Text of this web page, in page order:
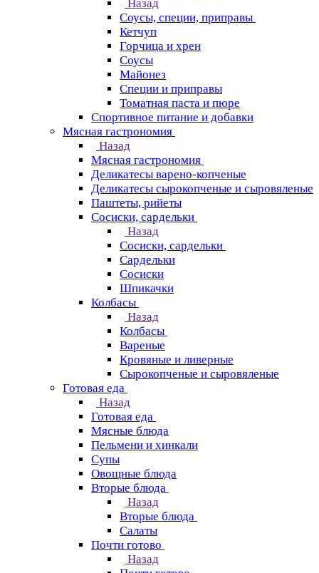
Назад
Соусы, специи, приправы
Кетчуп
Горчица и хрен
Соусы
Майонез
Специи и приправы
Томатная паста и пюре
Спортивное питание и добавки
Мясная гастрономия
Назад
Мясная гастрономия
Деликатесы варено-копченые
Деликатесы сырокопченые и сыровяленые
Паштеты, рийеты
Сосиски, сардельки
Назад
Сосиски, сардельки
Сардельки
Сосиски
Шпикачки
Колбасы
Назад
Колбасы
Вареные
Кровяные и ливерные
Сырокопченые и сыровяленые
Готовая еда
Назад
Готовая еда
Мясные блюда
Пельмени и хинкали
Супы
Овощные блюда
Вторые блюда
Назад
Вторые блюда
Салаты
Почти готово
Назад